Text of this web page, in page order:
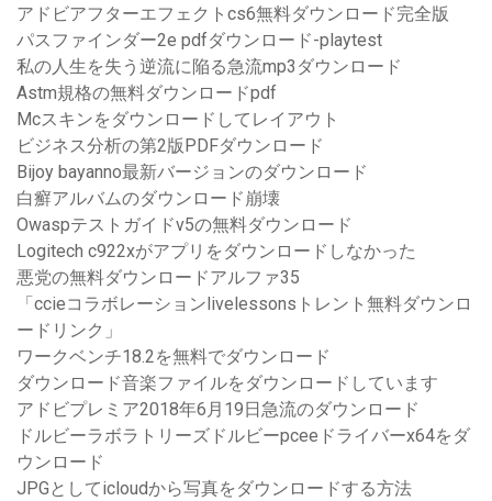
アドビアフターエフェクトcs6無料ダウンロード完全版
パスファインダー2e pdfダウンロード-playtest
私の人生を失う逆流に陥る急流mp3ダウンロード
Astm規格の無料ダウンロードpdf
Mcスキンをダウンロードしてレイアウト
ビジネス分析の第2版PDFダウンロード
Bijoy bayanno最新バージョンのダウンロード
白癬アルバムのダウンロード崩壊
Owaspテストガイドv5の無料ダウンロード
Logitech c922xがアプリをダウンロードしなかった
悪党の無料ダウンロードアルファ35
「ccieコラボレーションlivelessonsトレント無料ダウンロ
ードリンク」
ワークベンチ18.2を無料でダウンロード
ダウンロード音楽ファイルをダウンロードしています
アドビプレミア2018年6月19日急流のダウンロード
ドルビーラボラトリーズドルビーpceeドライバーx64をダ
ウンロード
JPGとしてicloudから写真をダウンロードする方法